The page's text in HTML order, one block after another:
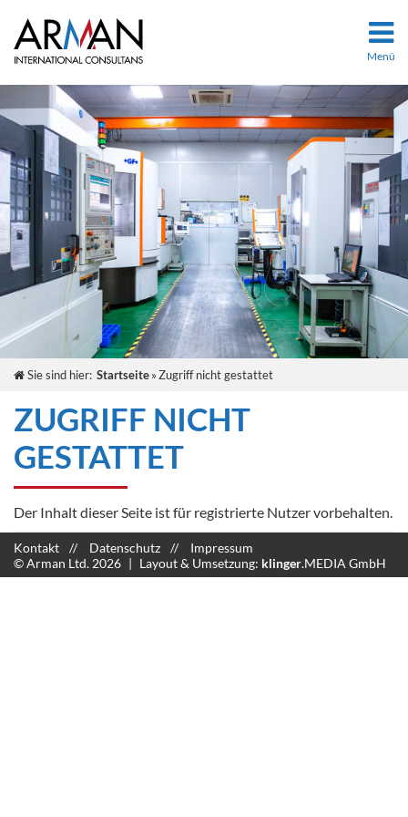
Menü
Unternehmen
Leistungen
Team
Kontakt
Sie sind hier: Startseite»Zugriff nicht gestattet
ZUGRIFF NICHT
GESTATTET
Der Inhalt dieser Seite ist für registrierte Nutzer vorbehalten.
Kontakt Datenschutz
Impressum
© Arman Ltd. 2026
Layout & Umsetzung: klinger.MEDIA GmbH